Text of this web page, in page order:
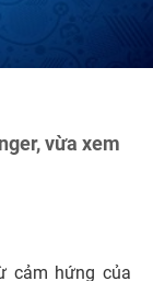
vừa xem
cảm hứng của